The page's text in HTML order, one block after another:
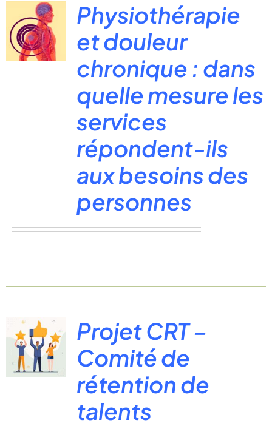
Physiothérapie
et douleur
chronique : dans
quelle mesure les
services
répondent-ils
aux besoins des
personnes
Projet CRT –
Comité de
rétention de
talents